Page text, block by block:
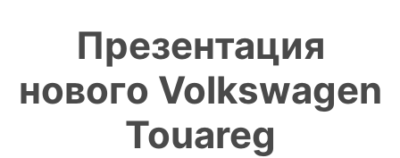
Презентация
нового Volkswagen
Touareg